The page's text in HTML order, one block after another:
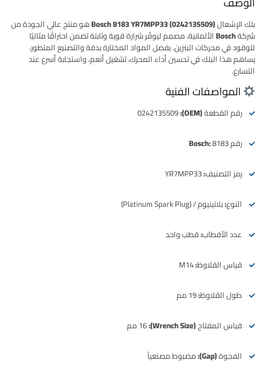
بلك الإشعالBosch 8183 YR7MPP33 (0242135509)هو منتج عالي الجودة من
شركةBoschالألمانية، مصمم ليوفّر شرارة قوية وثابتة تضمن احتراقًا مثاليًا
للوقود في محركات البنزين. بفضل المواد المختارة بدقة والتصنيع المتطور،
يساهم هذا البلك في تحسين أداء المحرك، تشغيل أنعم، واستجابة أسرع عند
التسارع.
المواصفات الفنية
رقم القطعة (OEM):
رقم Bosch:8183
رمز التصنيف:
النوع:بلاتينيوم / (Platinum Spark Plug)
عدد الأقطاب:قطب واحد
قياس القلاوظ:
طول القلاوظ:
قياس المفتاح (Wrench Size):
الفجوة (Gap): مضبوط مصنعياً